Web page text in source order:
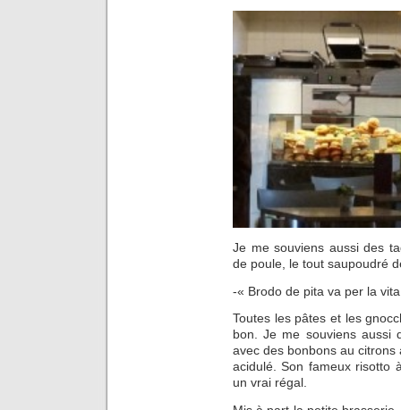
Je me souviens aussi des
de poule, le tout saupoudré
-« Brodo de pita va per la
Toutes les pâtes et les
bon. Je me souviens aussi
avec des bonbons au citrons
acidulé. Son fameux risotto
un vrai régal.